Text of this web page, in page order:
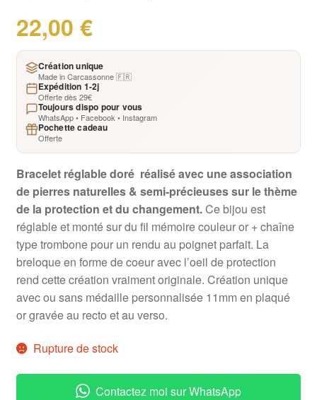
5 basé sur
notations
client
22,00 €
Création unique
Made in Carcassonne 🇫🇷
Expédition 1-2j
Offerte dès 29€
Toujours dispo pour vous
WhatsApp • Facebook • Instagram
Pochette cadeau
Offerte
Bracelet réglable doré réalisé avec une association
de pierres naturelles & semi-précieuses sur le thème
de la protection et du changement.Ce bijou est
réglable et monté sur du fil mémoire couleur or + chaîne
type trombone pour un rendu au poignet parfait. La
breloque en forme de coeur avec l’oeil de protection
rend cette création vraiment originale. Création unique
avec ou sans médaille personnalisée 11mm en plaqué
or gravée au recto et au verso.
Rupture de stock
Contactez moi sur WhatsApp